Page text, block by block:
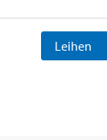
Leihen